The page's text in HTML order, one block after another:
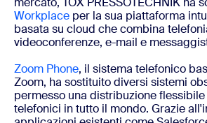
Workplace per la sua piattaforma
basata su cloud che combina
videoconferenze, e-mail e
Zoom Phone, il sistema telefonico
Zoom, ha sostituito diversi sistemi
permesso una distribuzione
telefonici in tutto il mondo. Grazie